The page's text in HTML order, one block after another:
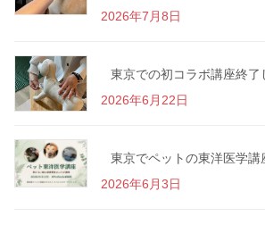
2026年7月8日
東京での初コラボ講座終了
2026年6月22日
東京でペットの東洋医学講
2026年6月3日